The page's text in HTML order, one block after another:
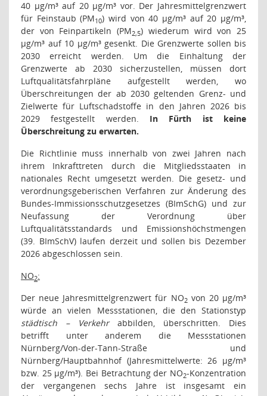
40 µg/m³ auf 20 µg/m³ vor. Der Jahresmittelgrenzwert
für Feinstaub (PM10) wird von 40 µg/m³ auf 20 µg/m³,
der von Feinpartikeln (PM2,5) wiederum wird von 25
µg/m³ auf 10 µg/m³ gesenkt. Die Grenzwerte sollen bis
2030 erreicht werden. Um die Einhaltung der
Grenzwerte ab 2030 sicherzustellen, müssen dort
Luftqualitätsfahrpläne aufgestellt werden, wo
Überschreitungen der ab 2030 geltenden Grenz- und
Zielwerte für Luftschadstoffe in den Jahren 2026 bis
2029 festgestellt werden. In Fürth ist keine
Überschreitung zu erwarten.
Die Richtlinie muss innerhalb von zwei Jahren nach
ihrem Inkrafttreten durch die Mitgliedsstaaten in
nationales Recht umgesetzt werden. Die gesetz- und
verordnungsgeberischen Verfahren zur Änderung des
Bundes-Immissionsschutzgesetzes (BImSchG) und zur
Neufassung der Verordnung über
Luftqualitätsstandards und Emissionshöchstmengen
(39. BImSchV) laufen derzeit und sollen bis Dezember
2026 abgeschlossen sein.
NO2:
Der neue Jahresmittelgrenzwert für NO2von 20 µg/m³
würde an vielen Messstationen, die den Stationstyp
städtisch – Verkehrabbilden, überschritten. Dies
betrifft unter anderem die Messstationen
Nürnberg/Von-der-Tann-Straße und
Nürnberg/Hauptbahnhof (Jahresmittelwerte: 26 µg/m³
bzw. 25 µg/m³). Bei Betrachtung der NO2-Konzentration
der vergangenen sechs Jahre ist insgesamt ein